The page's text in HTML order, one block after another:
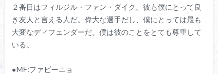
２番目はフィルジル・ファン・ダイク。彼も僕にとって良
き友人と言える人だ。偉大な選手だし、僕にとっては最も
大変なディフェンダーだ。僕は彼のことをとても尊重して
いる。
●MF:ファビーニョ